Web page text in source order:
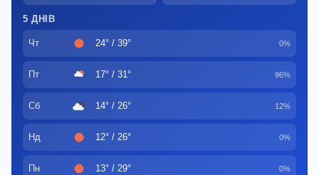
5 ДНІВ
Чт 24° / 39° 0%
Пт 17° / 31° 96%
Сб 14° / 26° 12%
Нд 12° / 26° 0%
Пн 13° / 29° 0%